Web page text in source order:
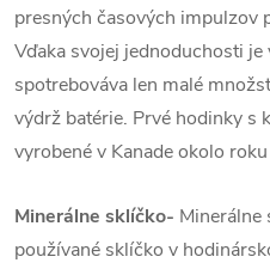
presných časových impulzov
Vďaka svojej jednoduchosti
spotrebováva len malé
výdrž batérie. Prvé hodinky s
vyrobené v Kanade okolo
Minerálne sklíčko- Minerálne
používané sklíčko v